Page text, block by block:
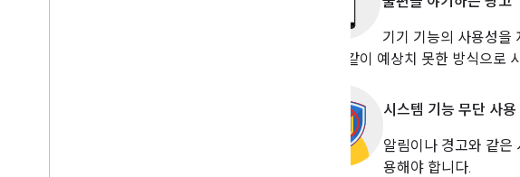
기기 기능의 사용성을
방식과 같이 예상치 못한 방식으로
시스템 기능 무단 사
알림이나 경고와 같은
용해야 합니다.